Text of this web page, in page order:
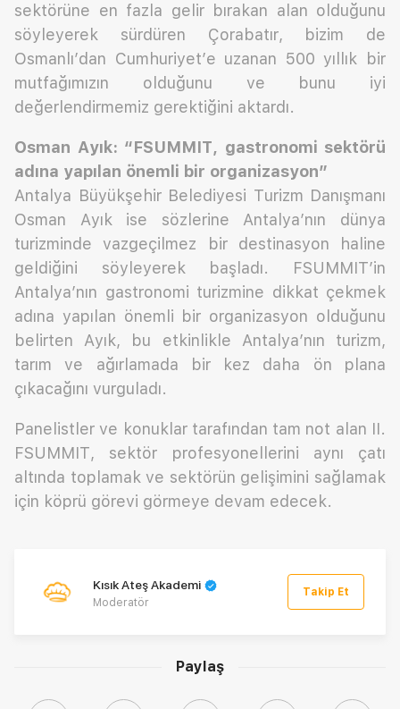
Paylaş
sektörüne en fazla gelir bırakan alan olduğunu
söyleyerek sürdüren Çorabatır, bizim de
Osmanlı’dan Cumhuriyet’e uzanan 500 yıllık bir
mutfağımızın olduğunu ve bunu iyi
değerlendirmemiz gerektiğini aktardı.
Osman Ayık: “FSUMMIT, gastronomi sektörü
adına yapılan önemli bir organizasyon”
Antalya Büyükşehir Belediyesi Turizm Danışmanı
Osman Ayık ise sözlerine Antalya’nın dünya
turizminde vazgeçilmez bir destinasyon haline
geldiğini söyleyerek başladı. FSUMMIT’in
Antalya’nın gastronomi turizmine dikkat çekmek
adına yapılan önemli bir organizasyon olduğunu
belirten Ayık, bu etkinlikle Antalya’nın turizm,
tarım ve ağırlamada bir kez daha ön plana
çıkacağını vurguladı.
Panelistler ve konuklar tarafından tam not alan II.
FSUMMIT, sektör profesyonellerini aynı çatı
altında toplamak ve sektörün gelişimini sağlamak
için köprü görevi görmeye devam edecek.
Kısık Ateş Akademi
Moderatör
Takip Et